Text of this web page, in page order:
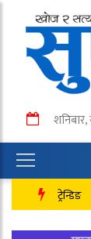
शनिबार,
ट्रेन्डिङ
तानसेन